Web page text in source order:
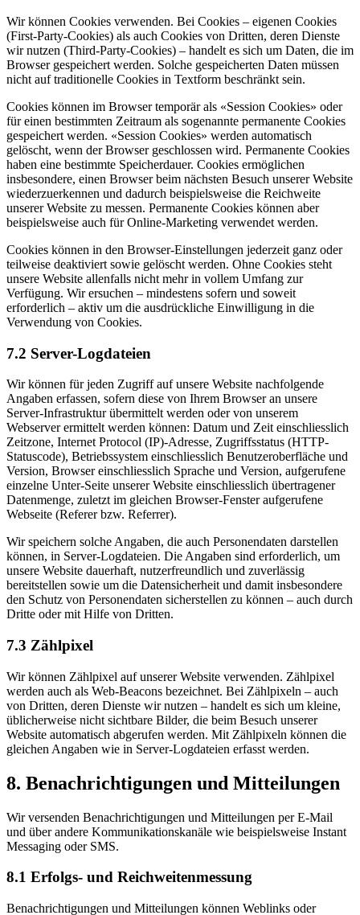
Wir können Cookies verwenden. Bei Cookies – eigenen Cookies
(First-Party-Cookies) als auch Cookies von Dritten, deren Dienste
wir nutzen (Third-Party-Cookies) – handelt es sich um Daten, die im
Browser gespeichert werden. Solche gespeicherten Daten müssen
nicht auf traditionelle Cookies in Textform beschränkt sein.
Cookies können im Browser temporär als «Session Cookies» oder
für einen bestimmten Zeitraum als sogenannte permanente Cookies
gespeichert werden. «Session Cookies» werden automatisch
gelöscht, wenn der Browser geschlossen wird. Permanente Cookies
haben eine bestimmte Speicherdauer. Cookies ermöglichen
insbesondere, einen Browser beim nächsten Besuch unserer Website
wiederzuerkennen und dadurch beispielsweise die Reichweite
unserer Website zu messen. Permanente Cookies können aber
beispielsweise auch für Online-Marketing verwendet werden.
Cookies können in den Browser-Einstellungen jederzeit ganz oder
teilweise deaktiviert sowie gelöscht werden. Ohne Cookies steht
unsere Website allenfalls nicht mehr in vollem Umfang zur
Verfügung. Wir ersuchen – mindestens sofern und soweit
erforderlich – aktiv um die ausdrückliche Einwilligung in die
Verwendung von Cookies.
7.2 Server-Logdateien
Wir können für jeden Zugriff auf unsere Website nachfolgende
Angaben erfassen, sofern diese von Ihrem Browser an unsere
Server-Infrastruktur übermittelt werden oder von unserem
Webserver ermittelt werden können: Datum und Zeit einschliesslich
Zeitzone, Internet Protocol (IP)-Adresse, Zugriffsstatus (HTTP-
Statuscode), Betriebssystem einschliesslich Benutzeroberfläche und
Version, Browser einschliesslich Sprache und Version, aufgerufene
einzelne Unter-Seite unserer Website einschliesslich übertragener
Datenmenge, zuletzt im gleichen Browser-Fenster aufgerufene
Webseite (Referer bzw. Referrer).
Wir speichern solche Angaben, die auch Personendaten darstellen
können, in Server-Logdateien. Die Angaben sind erforderlich, um
unsere Website dauerhaft, nutzerfreundlich und zuverlässig
bereitstellen sowie um die Datensicherheit und damit insbesondere
den Schutz von Personendaten sicherstellen zu können – auch durch
Dritte oder mit Hilfe von Dritten.
7.3 Zählpixel
Wir können Zählpixel auf unserer Website verwenden. Zählpixel
werden auch als Web-Beacons bezeichnet. Bei Zählpixeln – auch
von Dritten, deren Dienste wir nutzen – handelt es sich um kleine,
üblicherweise nicht sichtbare Bilder, die beim Besuch unserer
Website automatisch abgerufen werden. Mit Zählpixeln können die
gleichen Angaben wie in Server-Logdateien erfasst werden.
8. Benachrichtigungen und Mitteilungen
Wir versenden Benachrichtigungen und Mitteilungen per E-Mail
und über andere Kommunikationskanäle wie beispielsweise Instant
Messaging oder SMS.
8.1 Erfolgs- und Reichweitenmessung
Benachrichtigungen und Mitteilungen können Weblinks oder